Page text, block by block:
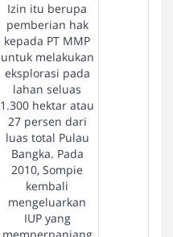
Izin itu berupa
pemberian hak
kepada PT MMP
untuk melakukan
eksplorasi pada
lahan seluas
1.300 hektar atau
27 persen dari
luas total Pulau
Bangka. Pada
2010, Sompie
kembali
mengeluarkan
IUP yang